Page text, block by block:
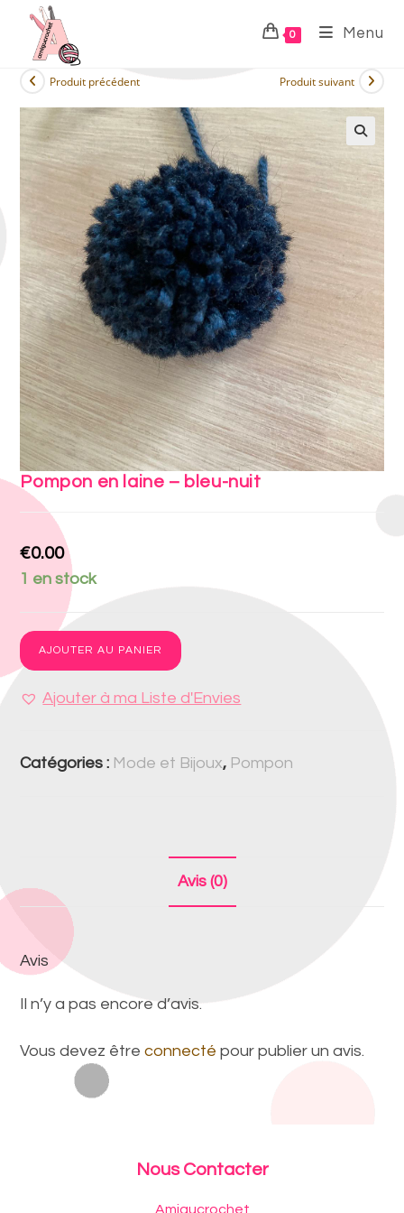
0 Menu
Produit précédent Produit suivant
Pompon en laine – bleu-nuit
€0.00
1 en stock
AJOUTER AU PANIER
Ajouter à ma Liste d'Envies
Catégories : Mode et Bijoux, Pompon
Avis (0)
Avis
Il n’y a pas encore d’avis.
Vous devez êtreconnecté pour publier un avis.
Nous Contacter
Amigucrochet